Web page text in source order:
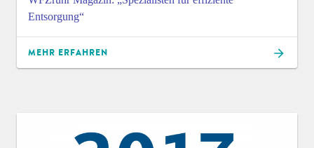
Entsorgung“
MEHR ERFAHREN